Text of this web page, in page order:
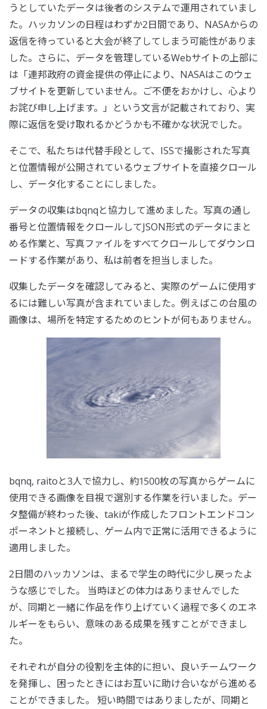
うとしていたデータは後者のシステムで運用されていまし
た。ハッカソンの日程はわずか2日間であり、NASAからの
返信を待っていると大会が終了してしまう可能性がありま
した。さらに、データを管理しているWebサイトの上部に
は「連邦政府の資金提供の停止により、NASAはこのウェ
ブサイトを更新していません。ご不便をおかけし、心より
お詫び申し上げます。」という文言が記載されており、実
際に返信を受け取れるかどうかも不確かな状況でした。
そこで、私たちは代替手段として、ISSで撮影された写真
と位置情報が公開されているウェブサイトを直接クロール
し、データ化することにしました。
データの収集はbqnqと協力して進めました。写真の通し
番号と位置情報をクロールしてJSON形式のデータにまと
める作業と、写真ファイルをすべてクロールしてダウンロ
ードする作業があり、私は前者を担当しました。
収集したデータを確認してみると、実際のゲームに使用す
るには難しい写真が含まれていました。例えばこの台風の
画像は、場所を特定するためのヒントが何もありません。
bqnq, raitoと3人で協力し、約1500枚の写真からゲームに
使用できる画像を目視で選別する作業を行いました。デー
タ整備が終わった後、takiが作成したフロントエンドコン
ポーネントと接続し、ゲーム内で正常に活用できるように
適用しました。
2日間のハッカソンは、まるで学生の時代に少し戻ったよ
うな感じでした。 当時ほどの体力はありませんでした
が、同期と一緒に作品を作り上げていく過程で多くのエネ
ルギーをもらい、意味のある成果を残すことができまし
た。
それぞれが自分の役割を主体的に担い、良いチームワーク
を発揮し、困ったときにはお互いに助け合いながら進める
ことができました。 短い時間ではありましたが、同期と